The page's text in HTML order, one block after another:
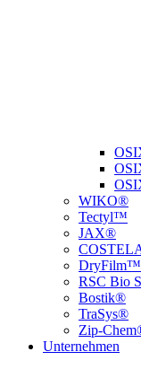
WIKO®
Tectyl™
JAX®
DryFilm™
RSC Bio
Bostik®
TraSys®
Zip-
Unternehmen